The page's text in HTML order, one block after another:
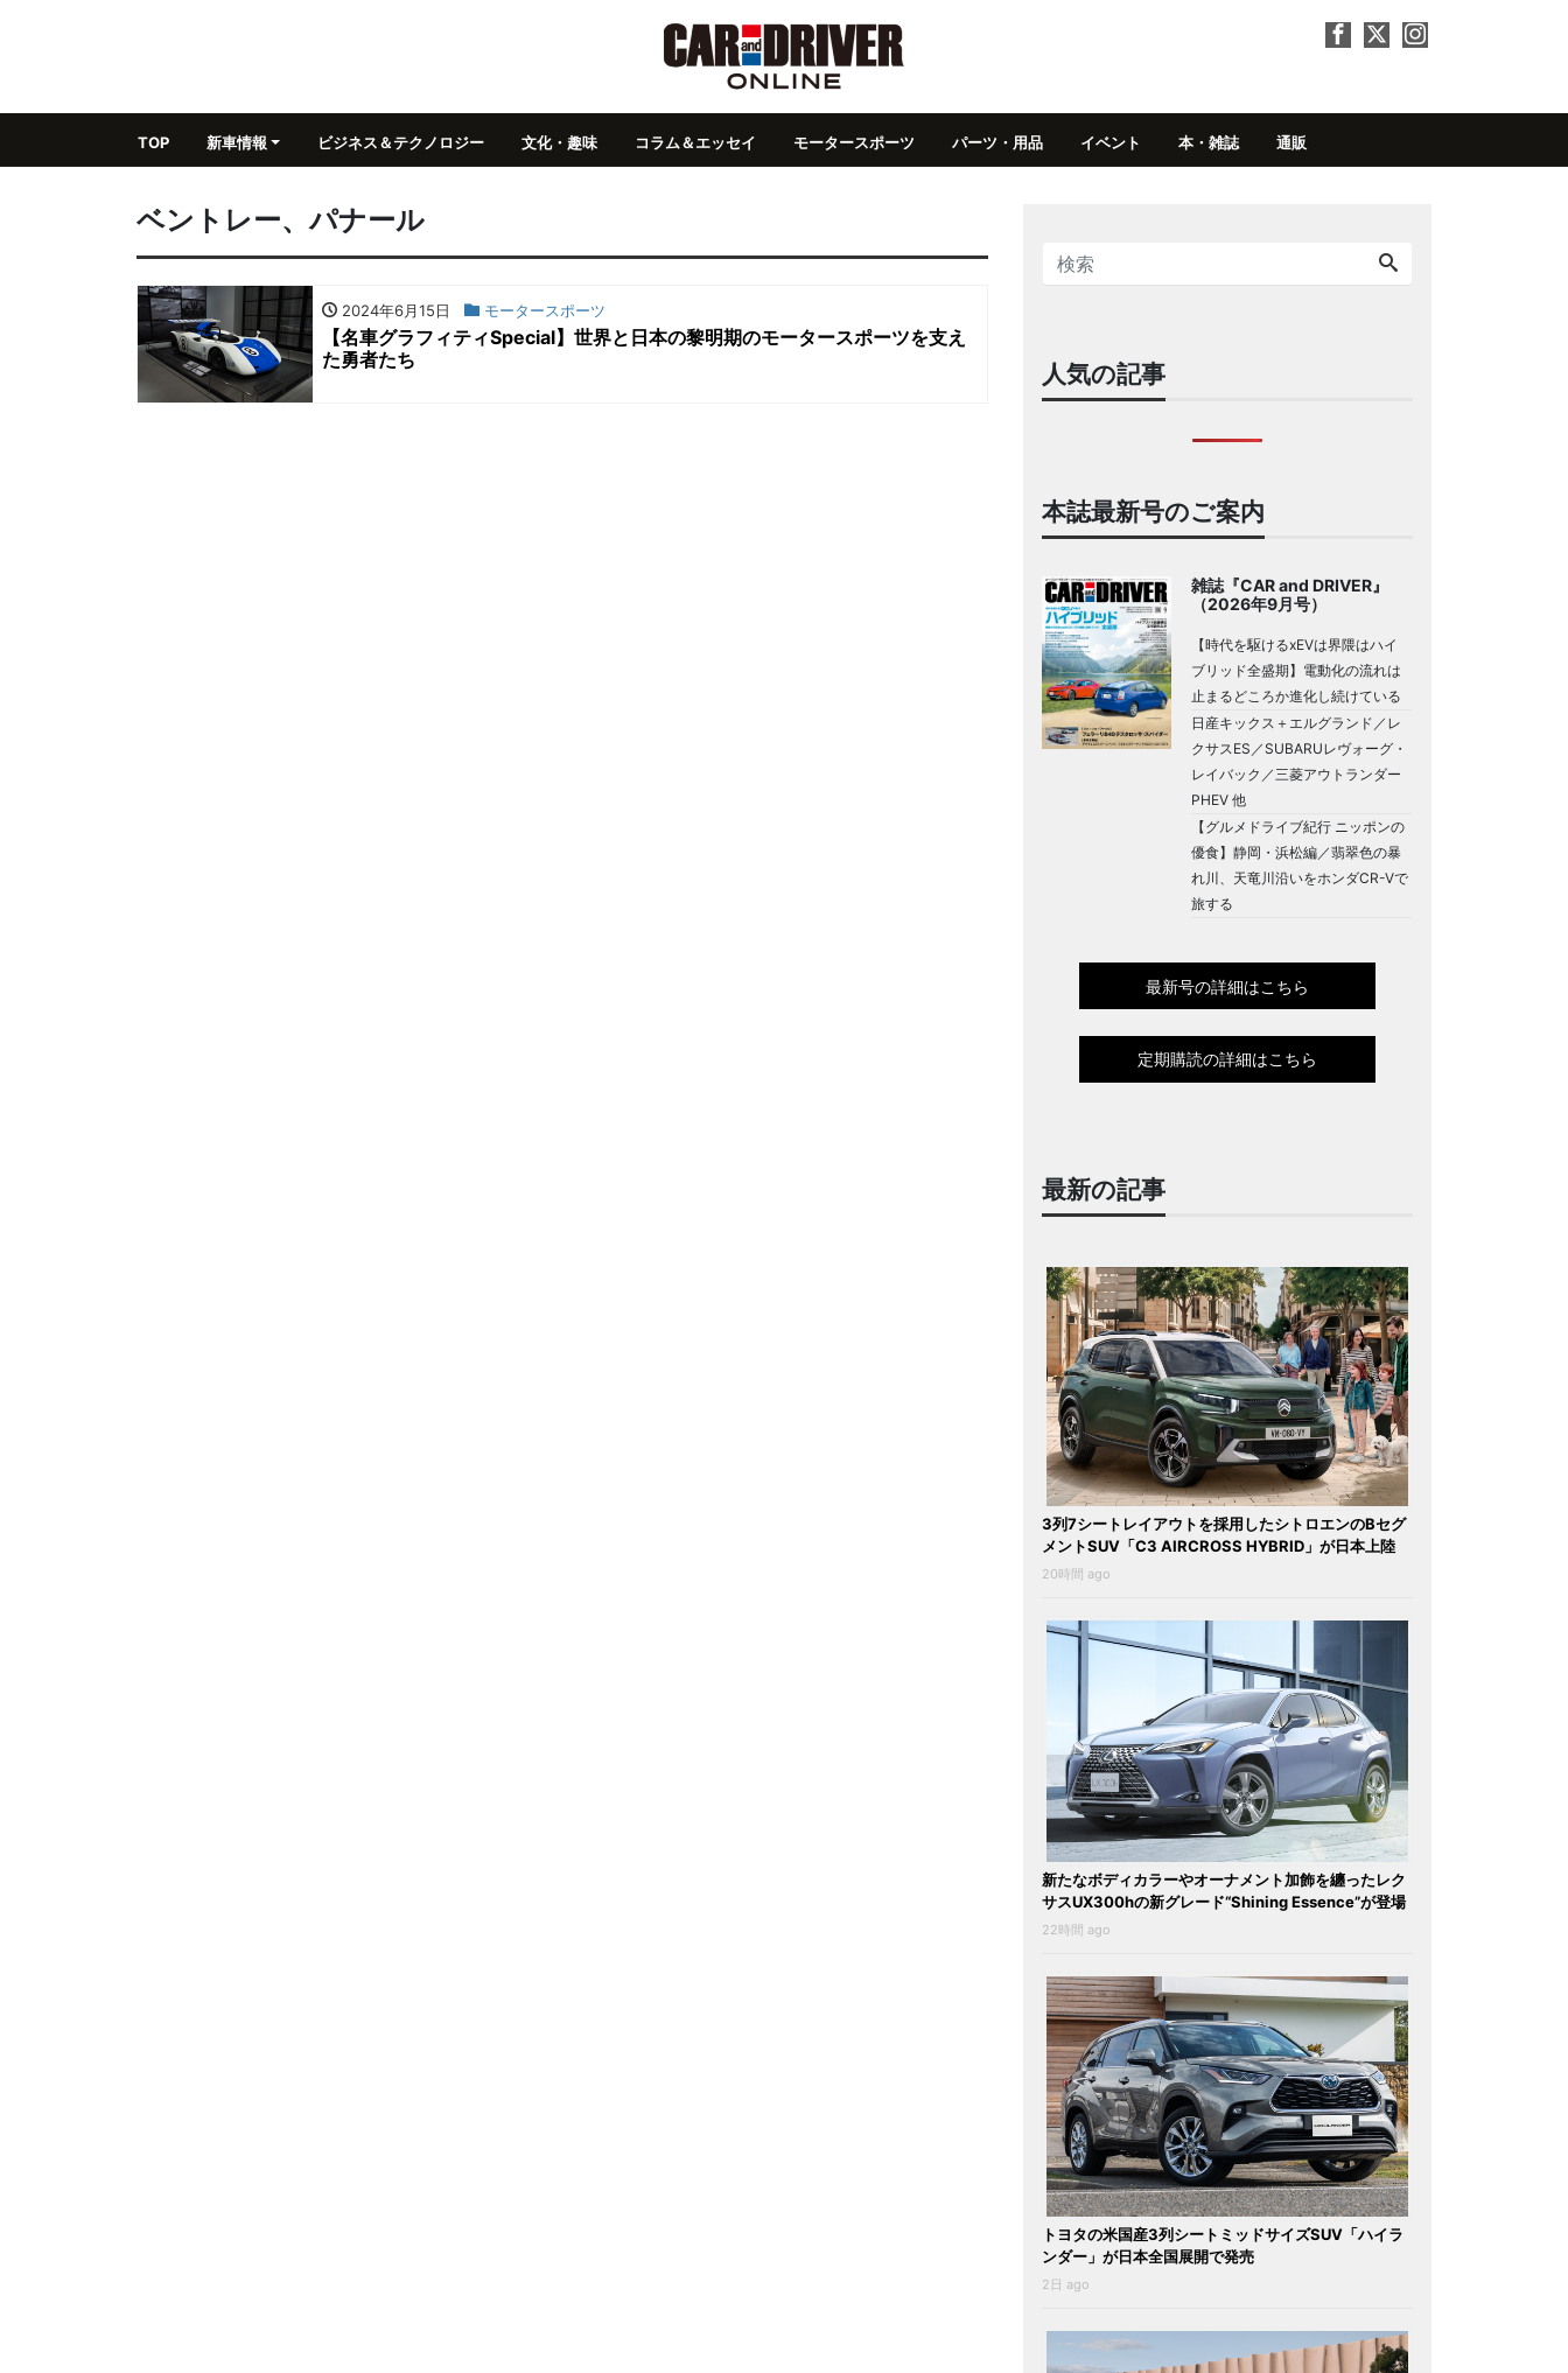
TOP 新車情報 ビジネス＆テクノロジー 文化・趣味 コラム＆エッセイ モータースポーツ パーツ・用品 イベント 本・雑誌 通販
ベントレー、パナール
2024年6月15日 モータースポーツ
【名車グラフィティSpecial】世界と日本の黎明期のモータースポーツを支え
た勇者たち
人気の記事
本誌最新号のご案内
雑誌『CAR and DRIVER』
（2026年9月号）
【時代を駆けるxEVは界隈はハイ
ブリッド全盛期】電動化の流れは
止まるどころか進化し続けている
日産キックス＋エルグランド／レ
クサスES／SUBARUレヴォーグ・
レイバック／三菱アウトランダー
PHEV 他
【グルメドライブ紀行 ニッポンの
優食】静岡・浜松編／翡翠色の暴
れ川、天竜川沿いをホンダCR-Vで
旅する
最新号の詳細はこちら
定期購読の詳細はこちら
最新の記事
3列7シートレイアウトを採用したシトロエンのBセグ
メントSUV「C3 AIRCROSS HYBRID」が日本上陸
20時間 ago
新たなボディカラーやオーナメント加飾を纏ったレク
サスUX300hの新グレード“Shining Essence”が登場
22時間 ago
トヨタの米国産3列シートミッドサイズSUV「ハイラ
ンダー」が日本全国展開で発売
2日 ago